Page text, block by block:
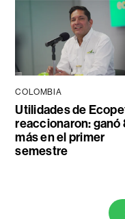
COLOMBIA
Utilidades de
reaccionaron: ganó
más en el primer
semestre